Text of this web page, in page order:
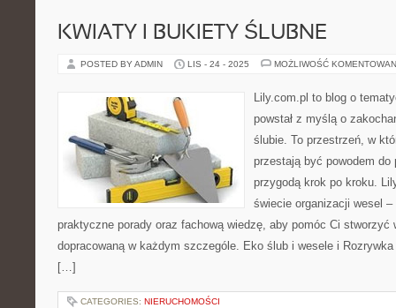
KWIATY I BUKIETY ŚLUBNE
POSTED BY ADMIN LIS - 24 - 2025 MOŻLIWOŚĆ
Lily.com.pl to blog o
powstał z myślą o
ślubie. To przestrzeń, w
przestają być powodem
przygodą krok po kroku.
świecie organizacji wesel –
praktyczne porady oraz fachową wiedzę, aby pomóc Ci stworzyć
dopracowaną w każdym szczególe. Eko ślub i wesele i
[…]
CATEGORIES: NIERUCHOMOŚCI